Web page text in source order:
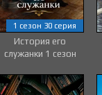
История его
служанки 1 сезон
1 сезон 30 серия